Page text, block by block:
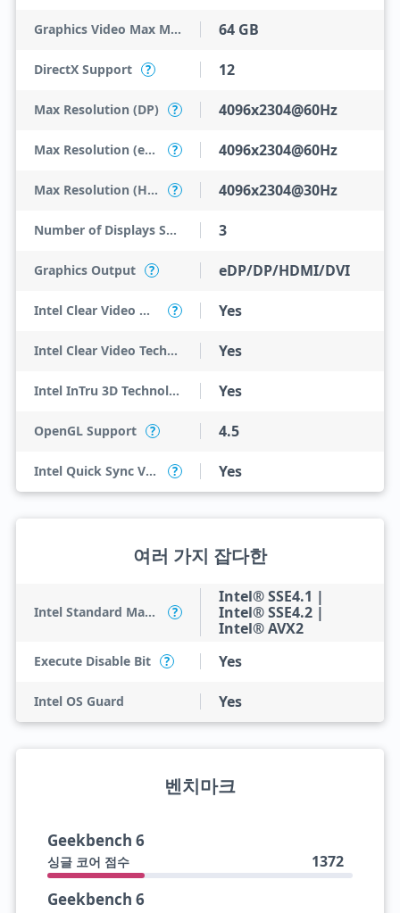
Graphics Video Max Memory 64 GB
DirectX Support ? 12
Max Resolution (DP) ? 4096x2304@60Hz
Max Resolution (eDP - Integrated Flat Panel) ? 4096x2304@60Hz
Max Resolution (HDMI) ? 4096x2304@30Hz
Number of Displays Supported 3
Graphics Output ? eDP/DP/HDMI/DVI
Intel Clear Video HD Technology ? Yes
Intel Clear Video Technology Yes
Intel InTru 3D Technology Yes
OpenGL Support ? 4.5
Intel Quick Sync Video ? Yes
여러 가지 잡다한
Intel Standard Manageability (ISM) ?
Intel® SSE4.1 |
Intel® SSE4.2 |
Intel® AVX2
Execute Disable Bit ? Yes
Intel OS Guard Yes
벤치마크
Geekbench 6
싱글 코어 점수 1372
Geekbench 6